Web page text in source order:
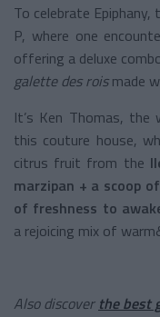
To celebrate
P, where one
offering a deluxe
galette des roismade
It’s Ken Thomas,
this couture house,
citrus fruit from the
marzipan + a scoop
of freshness to
a rejoicing mix of
Also discover the best